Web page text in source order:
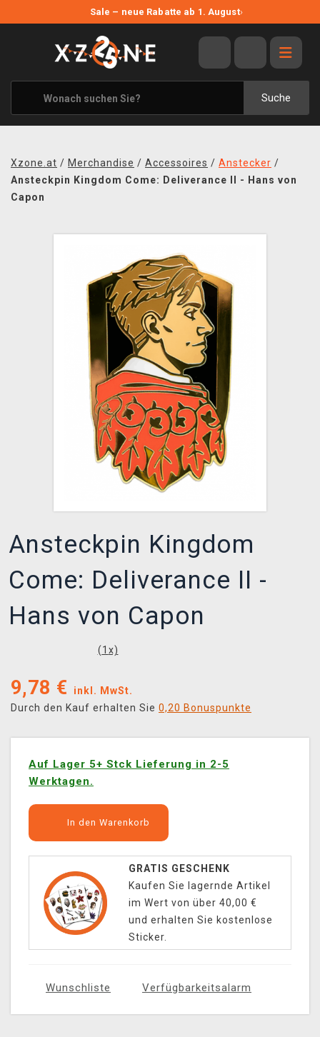
Sale – neue Rabatte ab 1. August›
Suche
ANGEBOTE
ALLE MARKEN
XZONE ORIGINALS
KLEIDUNG & ACCESSOIRES
BÜCHER & COMICS
XZONE CLUB
Xzone.at / Merchandise / Accessoires / Anstecker /
Ansteckpin Kingdom Come: Deliverance II - Hans von
Capon
Ansteckpin Kingdom
Come: Deliverance II -
Hans von Capon
(1 x)
9,78 €
inkl. MwSt.
Durch den Kauf erhalten Sie 0,20 Bonuspunkte
Auf Lager 5+ Stck Lieferung in 2-5
Werktagen.
In den Warenkorb
GRATIS GESCHENK
Kaufen Sie lagernde Artikel
im Wert von über 40,00 €
und erhalten Sie kostenlose
Sticker.
Wunschliste Verfügbarkeitsalarm